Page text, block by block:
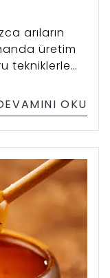
arıların
üretim
tekniklerle
ve
için
yürütülmesi
bize
için
gıda
araya
koruyan
OKU